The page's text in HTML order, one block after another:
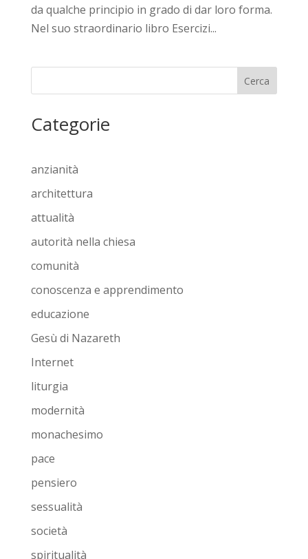
da qualche principio in grado di dar loro forma.
Nel suo straordinario libro Esercizi...
Cerca
Categorie
anzianità
architettura
attualità
autorità nella chiesa
comunità
conoscenza e apprendimento
educazione
Gesù di Nazareth
Internet
liturgia
modernità
monachesimo
pace
pensiero
sessualità
società
spiritualità